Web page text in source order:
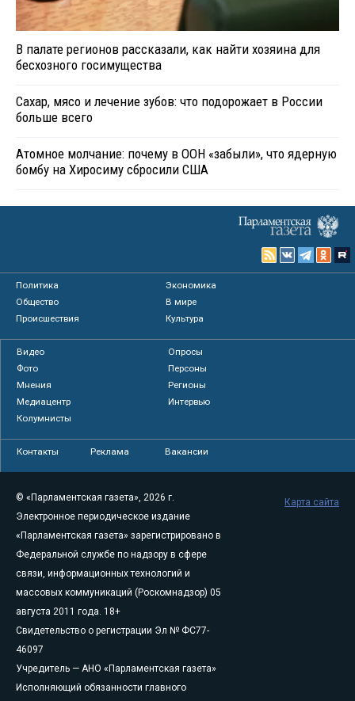
В палате регионов рассказали, как найти хозяина для
бесхозного госимущества
Сахар, мясо и лечение зубов: что подорожает в России
больше всего
Атомное молчание: почему в ООН «забыли», что ядерную
бомбу на Хиросиму сбросили США
Политика
Экономика
Общество
В мире
Происшествия
Культура
Видео
Опросы
Фото
Персоны
Мнения
Регионы
Медиацентр
Интервью
Колумнисты
Контакты Реклама Вакансии
© «Парламентская газета», 2026 г.
Электронное периодическое издание
«Парламентская газета» зарегистрировано в
Федеральной службе по надзору в сфере
связи, информационных технологий и
массовых коммуникаций (Роскомнадзор) 05
августа 2011 года. 18+
Свидетельство о регистрации Эл № ФС77-
46097
Учредитель — АНО «Парламентская газета»
Исполняющий обязанности главного
Карта сайта